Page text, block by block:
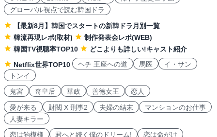
グローバル視点で読む韓国ドラ
【最新8月】韓国でスタートの新韓ドラ月別一覧
韓流再現レポ(取材)
制作発表会レポ(WEB)
韓国TV視聴率TOP10
どこよりも詳しい!キャスト紹介
Netflix世界TOP10
ヘチ 王座への道 馬医
イ・サン
トンイ
鬼宮
奇皇后 華政 善徳女王 恋人
愛が来る 財閥 X 刑事2 夫婦の結末
マンションのお仕事
人妻キラー
恋は飴模様
君へと続く僕のドリーム!
恋は命がけ